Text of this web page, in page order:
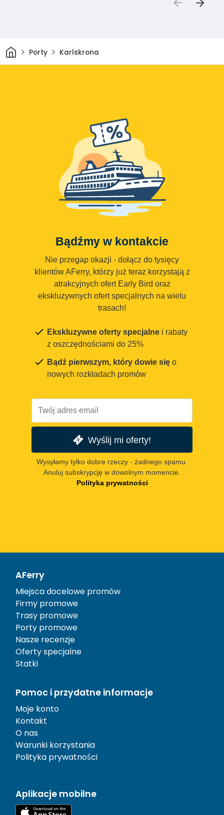
DomPorty Karlskrona
Bądźmy w kontakcie
Nie przegap okazji - dołącz do tysięcy
klientów AFerry, którzy już teraz korzystają z
atrakcyjnych ofert Early Bird oraz
ekskluzywnych ofert specjalnych na wielu
trasach!
Ekskluzywne oferty specjalne i rabaty
z oszczędnościami do 25%
Bądź pierwszym, który dowie się o
nowych rozkładach promów
Wyślij mi oferty!
Wysyłamy tylko dobre rzeczy - żadnego spamu.
Anuluj subskrypcję w dowolnym momencie.
Polityka prywatności
AFerry
Miejsca docelowe promów
Firmy promowe
Trasy promowe
Porty promowe
Nasze recenzje
Oferty specjalne
Statki
Pomoc i przydatne informacje
Moje konto
Kontakt
O nas
Warunki korzystania
Polityka prywatności
Aplikacje mobilne